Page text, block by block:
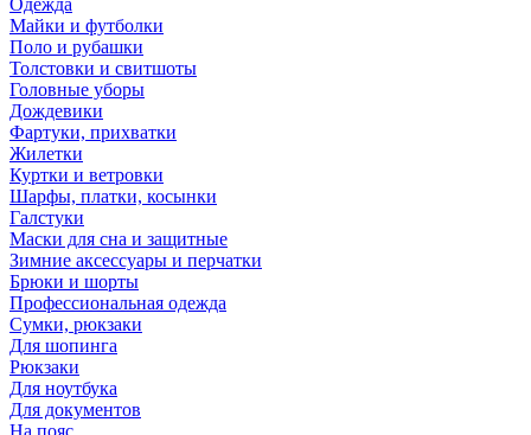
Одежда
Майки и футболки
Поло и рубашки
Толстовки и свитшоты
Головные уборы
Дождевики
Фартуки, прихватки
Жилетки
Куртки и ветровки
Шарфы, платки, косынки
Галстуки
Маски для сна и защитные
Зимние аксессуары и перчатки
Брюки и шорты
Профессиональная одежда
Сумки, рюкзаки
Для шопинга
Рюкзаки
Для ноутбука
Для документов
На пояс